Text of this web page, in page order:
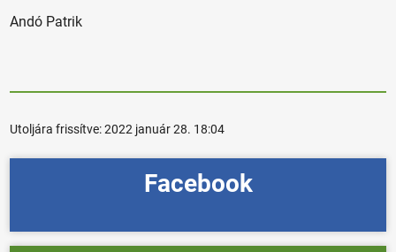
Andó Patrik
Utoljára frissítve:2022 január 28. 18:04
Facebook